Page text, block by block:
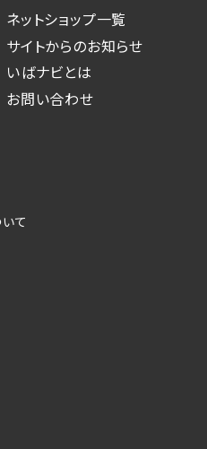
ネットショップ一覧
サイトからのお知らせ
いばナビとは
お問い合わせ
て